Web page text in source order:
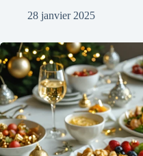
28 janvier 2025